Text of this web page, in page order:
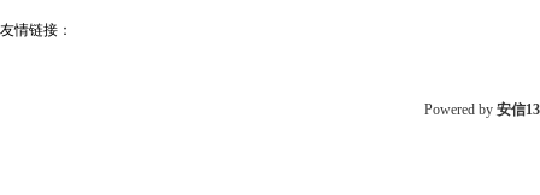
友情链接：
Powered by 安信